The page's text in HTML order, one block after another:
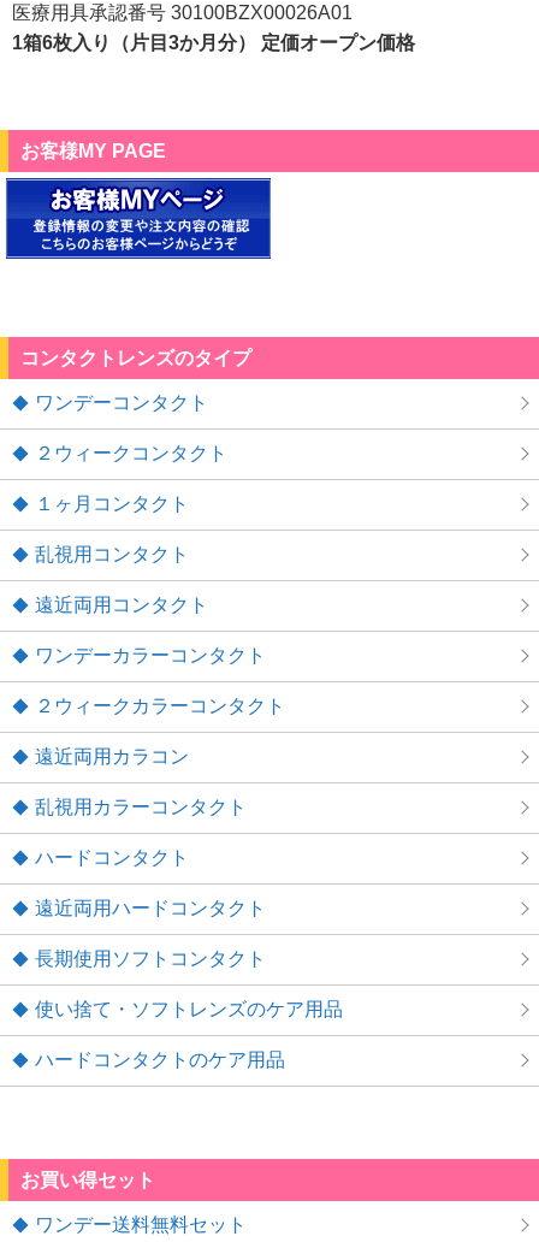
医療用具承認番号 30100BZX00026A01
1箱6枚入り（片目3か月分） 定価オープン価格
お客様MY PAGE
コンタクトレンズのタイプ
ワンデーコンタクト
２ウィークコンタクト
１ヶ月コンタクト
乱視用コンタクト
遠近両用コンタクト
ワンデーカラーコンタクト
２ウィークカラーコンタクト
遠近両用カラコン
乱視用カラーコンタクト
ハードコンタクト
遠近両用ハードコンタクト
長期使用ソフトコンタクト
使い捨て・ソフトレンズのケア用品
ハードコンタクトのケア用品
お買い得セット
ワンデー送料無料セット